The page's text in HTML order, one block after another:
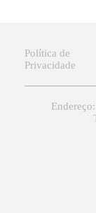
Política de
Privacidade